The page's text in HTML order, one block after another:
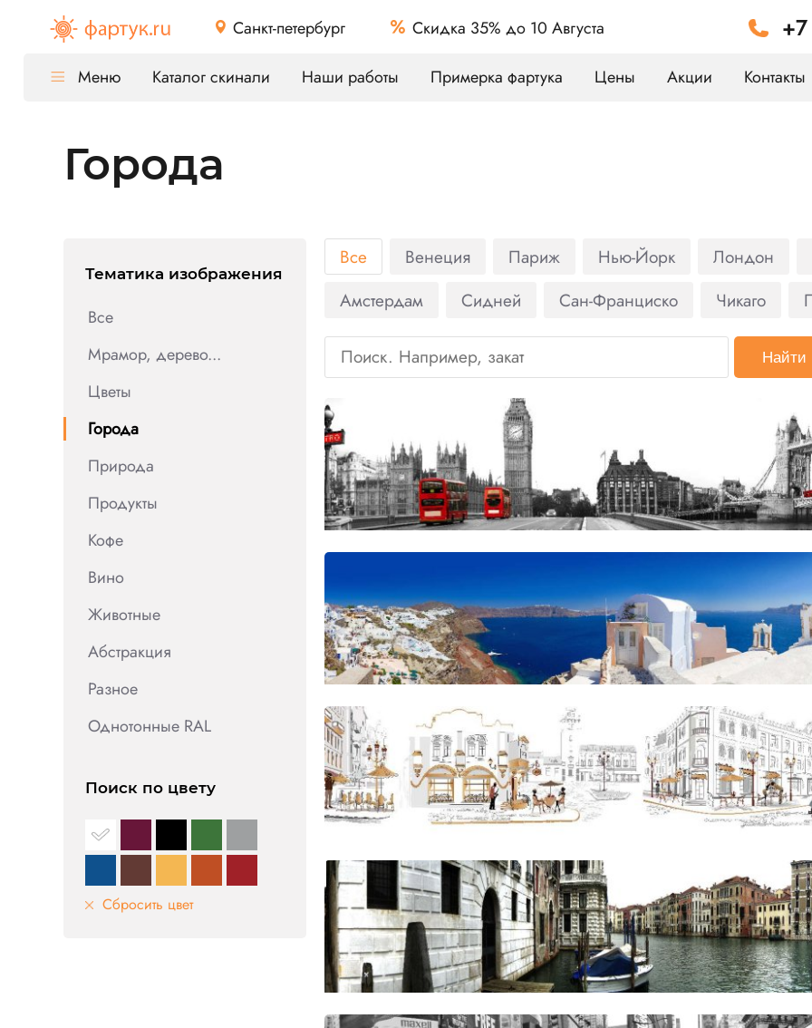
Санкт-петербург Скидка 35% до 10 Августа
Меню Каталог скинали Наши работы Примерка фартука Цены Акции Контакты
Города
Тематика изображения
Все
Мрамор, дерево...
Цветы
Города
Природа
Продукты
Кофе
Вино
Животные
Абстракция
Разное
Однотонные RAL
Поиск по цвету
Сбросить цвет
Все Венеция Париж Нью-Йорк
Лондон
Амстердам
Сидней Сан-Франциско Чикаго